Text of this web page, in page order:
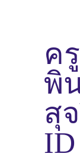
ค
พิ
สุ
ID